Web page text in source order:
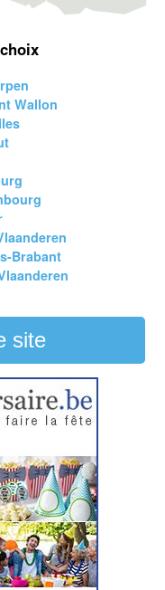
Wallon
Brabant
site